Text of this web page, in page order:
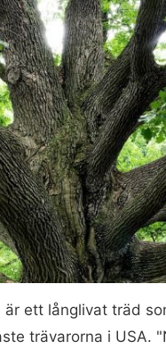
ett långlivat träd
trävarorna i USA.